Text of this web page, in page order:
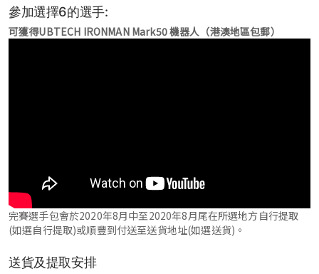
參加選擇6的選手:
可獲得UBTECH IRONMAN Mark50 機器人（港澳地區包郵）
完賽選手包會於2020年8月中至2020年8月尾在所選地方自行提取
(如選自行提取)或順豐到付送至送貨地址(如選送貨)。
送貨及提取安排